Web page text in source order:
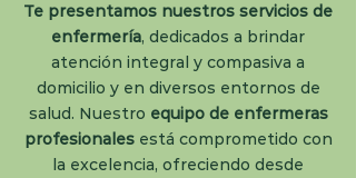
Te presentamos nuestros servicios de
enfermería, dedicados a brindar
atención integral y compasiva a
domicilio y en diversos entornos de
salud. Nuestro equipo de enfermeras
profesionalesestá comprometido con
la excelencia, ofreciendo desde